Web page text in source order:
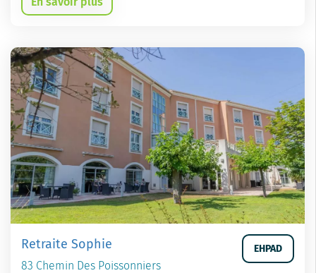
Retraite Sophie
83 Chemin Des Poissonniers
EHPAD